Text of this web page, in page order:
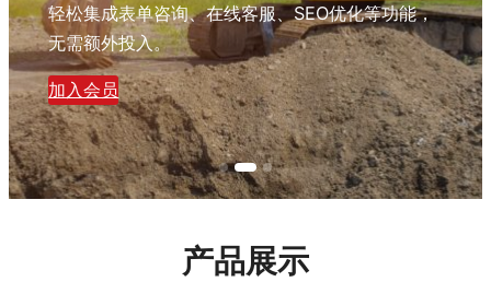
轻松集成表单咨询、在线客服、SEO优化等功能，
无需额外投入。
加入会员
产品展示